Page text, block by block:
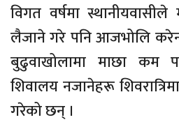
विगत वर्षमा
लैजाने गरे पनि आजभोलि
बुढुवाखोलामा माछा कम
शिवालय नजानेहरू
गरेको छन् ।